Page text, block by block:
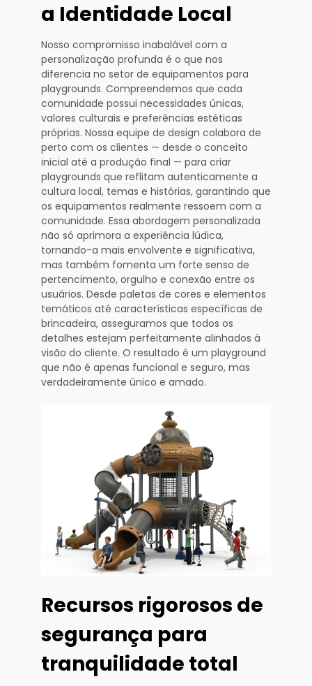
a Identidade Local
Nosso compromisso inabalável com a
personalização profunda é o que nos
diferencia no setor de equipamentos para
playgrounds. Compreendemos que cada
comunidade possui necessidades únicas,
valores culturais e preferências estéticas
próprias. Nossa equipe de design colabora de
perto com os clientes — desde o conceito
inicial até a produção final — para criar
playgrounds que reflitam autenticamente a
cultura local, temas e histórias, garantindo que
os equipamentos realmente ressoem com a
comunidade. Essa abordagem personalizada
não só aprimora a experiência lúdica,
tornando-a mais envolvente e significativa,
mas também fomenta um forte senso de
pertencimento, orgulho e conexão entre os
usuários. Desde paletas de cores e elementos
temáticos até características específicas de
brincadeira, asseguramos que todos os
detalhes estejam perfeitamente alinhados à
visão do cliente. O resultado é um playground
que não é apenas funcional e seguro, mas
verdadeiramente único e amado.
Recursos rigorosos de
segurança para
tranquilidade total